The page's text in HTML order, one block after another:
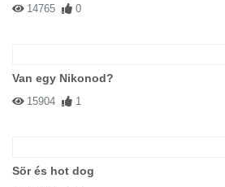
14765 0
Van egy Nikonod?
15904 1
Sör és hot dog